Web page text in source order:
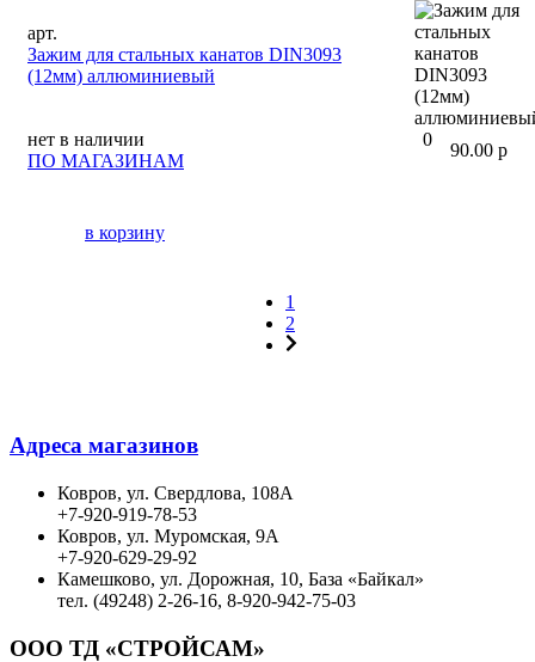
арт.
Зажим для стальных канатов DIN3093
(12мм) аллюминиевый
нет в наличии
0
ПО МАГАЗИНАМ
90.00 р
в корзину
1
2
Адреса магазинов
Ковров, ул. Свердлова, 108А
+7-920-919-78-53
Ковров, ул. Муромская, 9А
+7-920-629-29-92
Камешково, ул. Дорожная, 10, База «Байкал»
тел. (49248) 2-26-16, 8-920-942-75-03
ООО ТД «СТРОЙСАМ»